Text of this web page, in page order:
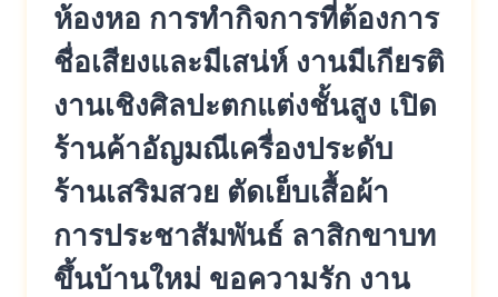
ห้องหอ การทำกิจการที่ต้องการ
ชื่อเสียงและมีเสน่ห์ งานมีเกียรติ
งานเชิงศิลปะตกแต่งชั้นสูง เปิด
ร้านค้าอัญมณีเครื่องประดับ
ร้านเสริมสวย ตัดเย็บเสื้อผ้า
การประชาสัมพันธ์ ลาสิกขาบท
ขึ้นบ้านใหม่ ขอความรัก งาน